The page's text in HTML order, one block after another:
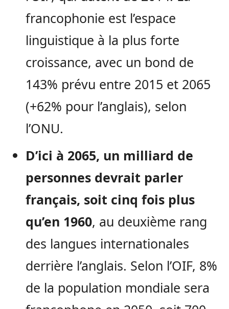
francophonie est l’espace
linguistique à la plus forte
croissance, avec un bond de
143% prévu entre 2015 et 2065
(+62% pour l’anglais), selon
l’ONU.
D’ici à 2065, un milliard de
personnes devrait parler
français, soit cinq fois plus
qu’en 1960, au deuxième rang
des langues internationales
derrière l’anglais. Selon l’OIF, 8%
de la population mondiale sera